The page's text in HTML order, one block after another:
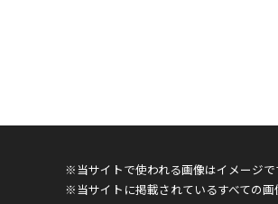
※当サイトで使われる画像はイメージで
※当サイトに掲載されているすべての画